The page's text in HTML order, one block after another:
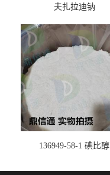
夫扎拉迪钠
136949-58-1 碘比醇